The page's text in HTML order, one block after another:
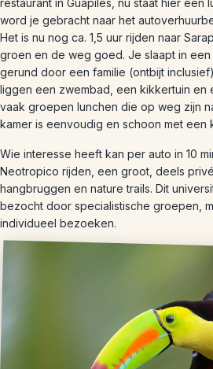
restaurant in Guapiles, nu staat hier een
word je gebracht naar het
Het is nu nog ca. 1,5 uur rijden naar
groen en de weg goed. Je slaapt in een
gerund door een familie (ontbijt
liggen een zwembad, een kikkertuin en
vaak groepen lunchen die op weg zijn
kamer is eenvoudig en schoon met een
Wie interesse heeft kan per auto in 10
Neotropico rijden, een groot, deels
hangbruggen en nature trails. Dit
bezocht door specialistische groepen,
individueel bezoeken.